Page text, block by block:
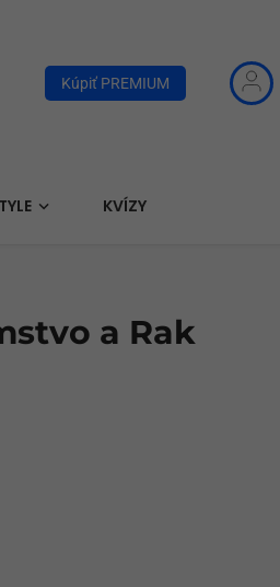
Kúpiť PREMIUM
KVÍZY
a Rak